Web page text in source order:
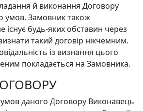
й виконання Договору
умов. Замовник також
існує будь-яких обставин через
такий договір нікчемним.
із визнання цього
покладається на Замовника.
умов даного Договору Виконавець